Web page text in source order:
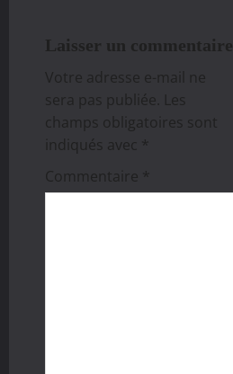
i
o
n
’
Laisser un commentaire
Votre adresse e-mail ne
sera pas publiée. Les
champs obligatoires sont
indiqués avec *
Commentaire *